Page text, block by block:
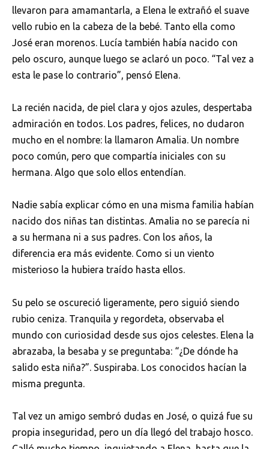
llevaron para amamantarla, a Elena le extrañó el suave
vello rubio en la cabeza de la bebé. Tanto ella como
José eran morenos. Lucía también había nacido con
pelo oscuro, aunque luego se aclaró un poco. “Tal vez a
esta le pase lo contrario”, pensó Elena.
La recién nacida, de piel clara y ojos azules, despertaba
admiración en todos. Los padres, felices, no dudaron
mucho en el nombre: la llamaron Amalia. Un nombre
poco común, pero que compartía iniciales con su
hermana. Algo que solo ellos entendían.
Nadie sabía explicar cómo en una misma familia habían
nacido dos niñas tan distintas. Amalia no se parecía ni
a su hermana ni a sus padres. Con los años, la
diferencia era más evidente. Como si un viento
misterioso la hubiera traído hasta ellos.
Su pelo se oscureció ligeramente, pero siguió siendo
rubio ceniza. Tranquila y regordeta, observaba el
mundo con curiosidad desde sus ojos celestes. Elena la
abrazaba, la besaba y se preguntaba: “¿De dónde ha
salido esta niña?”. Suspiraba. Los conocidos hacían la
misma pregunta.
Tal vez un amigo sembró dudas en José, o quizá fue su
propia inseguridad, pero un día llegó del trabajo hosco.